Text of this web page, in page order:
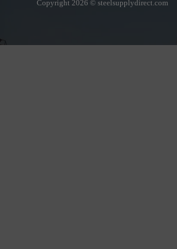
Copyright 2026 © steelsupplydirect.com